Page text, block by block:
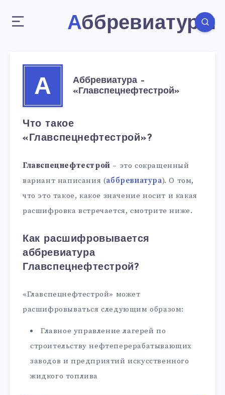
Аббревиатуры
А
Аббревиатура –
«Главспецнефтестрой»
Что такое
«Главспецнефтестрой»?
Главспецнефтестрой – это сокращенный
вариант написания (аббревиатура). О том,
что это такое, какое значение носит и какая
расшифровка встречается, смотрите ниже.
Как расшифровывается
аббревиатура
Главспецнефтестрой?
«Главспецнефтестрой» может
расшифровываться следующим образом:
Главное управление лагерей по
строительству нефтеперерабатывающих
заводов и предприятий искусственного
жидкого топлива